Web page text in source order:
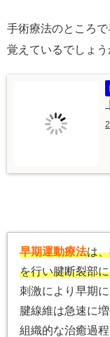
手術療法のところ
覚えているでしょう
早期運動療法は
を行い腱断裂部
刺激により早期
腱線維は急速に
組織的な治癒過